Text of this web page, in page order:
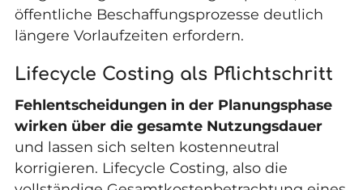
öffentliche Beschaffungsprozesse deutlich
längere Vorlaufzeiten erfordern.
Lifecycle Costing als Pflichtschritt
Fehlentscheidungen in der Planungsphase
wirken über die gesamte Nutzungsdauer
und lassen sich selten kostenneutral
korrigieren. Lifecycle Costing, also die